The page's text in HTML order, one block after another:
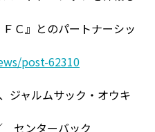
Ｃ』とのパートナーシッ
post-62310
ャルムサック・オウキ
ンターバック